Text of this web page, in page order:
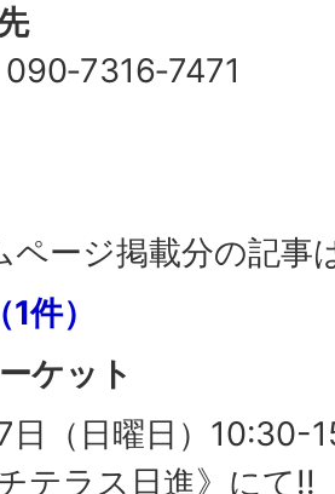
ページ掲載分の記事
件）
ケット
日（日曜日）10:30-
テラス日進》にて!!